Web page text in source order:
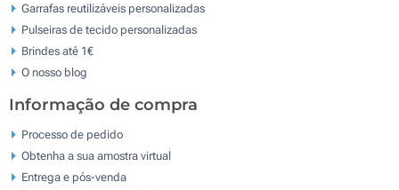
Garrafas reutilizáveis personalizadas
Pulseiras de tecido personalizadas
Brindes até 1€
O nosso blog
Informação de compra
Processo de pedido
Obtenha a sua amostra virtual
Entrega e pós-venda